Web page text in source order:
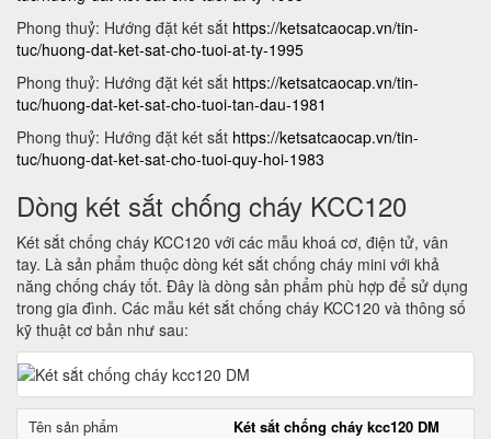
Phong thuỷ: Hướng đặt két sắt https://ketsatcaocap.vn/tin-
tuc/huong-dat-ket-sat-cho-tuoi-at-ty-1995
Phong thuỷ: Hướng đặt két sắt https://ketsatcaocap.vn/tin-
tuc/huong-dat-ket-sat-cho-tuoi-tan-dau-1981
Phong thuỷ: Hướng đặt két sắt https://ketsatcaocap.vn/tin-
tuc/huong-dat-ket-sat-cho-tuoi-quy-hoi-1983
Dòng két sắt chống cháy KCC120
Két sắt chống cháy KCC120 với các mẫu khoá cơ, điện tử, vân
tay. Là sản phẩm thuộc dòng két sắt chống cháy mini với khả
năng chống cháy tốt. Đây là dòng sản phẩm phù hợp để sử dụng
trong gia đình. Các mẫu két sắt chống cháy KCC120 và thông số
kỹ thuật cơ bản như sau:
Tên sản phẩm
Két sắt chống cháy kcc120 DM